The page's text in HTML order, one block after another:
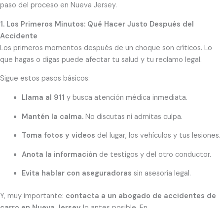
paso del proceso en Nueva Jersey.
1. Los Primeros Minutos: Qué Hacer Justo Después del
Accidente
Los primeros momentos después de un choque son críticos. Lo
que hagas o digas puede afectar tu salud y tu reclamo legal.
Sigue estos pasos básicos:
Llama al 911 y busca atención médica inmediata.
Mantén la calma.No discutas ni admitas culpa.
Toma fotos y videos del lugar, los vehículos y tus lesiones.
Anota la información de testigos y del otro conductor.
Evita hablar con aseguradoras sin asesoría legal.
Y, muy importante: contacta a un abogado de accidentes de